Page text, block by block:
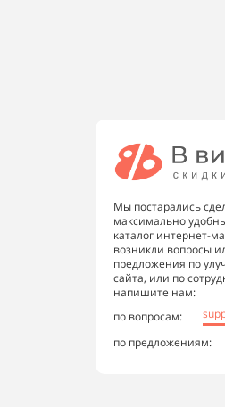
Мы постарались
максимально
каталог интернет-
возникли вопросы
предложения по
сайта, или по
напишите нам:
по вопросам:
по предложениям: